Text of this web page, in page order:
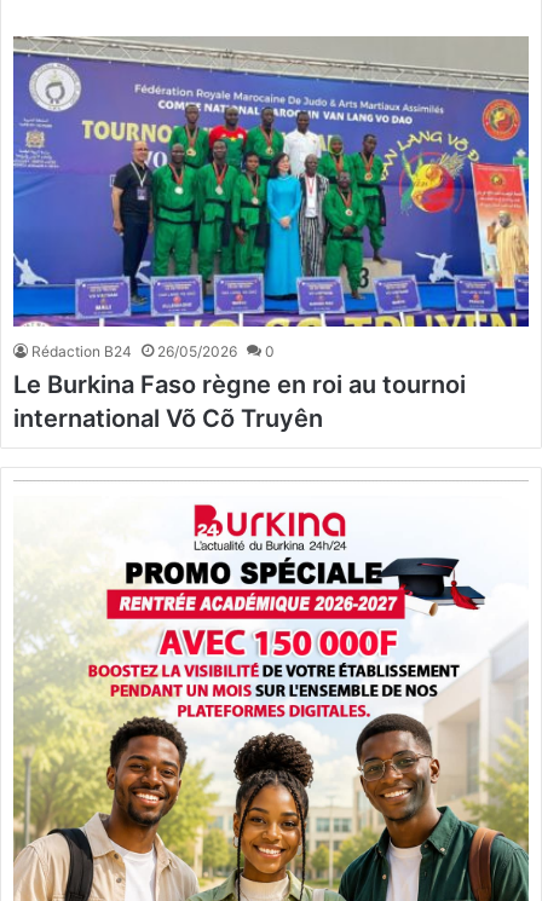
Rédaction B24 26/05/2026 0
Le Burkina Faso règne en roi au tournoi
international Võ Cõ Truyên